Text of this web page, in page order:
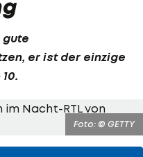
er ist der einzige
Foto: © GETTY